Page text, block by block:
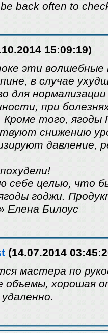
back often to
15:09:19)
эти волшебные
в случае
для
при
того, ягоды
снижению
давление,
себе целью, что
годжи.
Елена Билоус
(14.07.2014
мастера по
объемы, хорошая